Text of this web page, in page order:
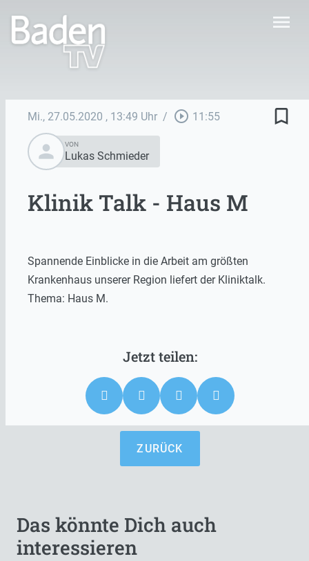
menu
Mi., 27.05.2020 , 13:49 Uhr / play_circle_outline 11:55
bookmark_border
person
VON
Lukas Schmieder
Klinik Talk - Haus M
Spannende Einblicke in die Arbeit am größten
Krankenhaus unserer Region liefert der Kliniktalk.
Thema: Haus M.
ZURÜCK
Das könnte Dich auch
interessieren